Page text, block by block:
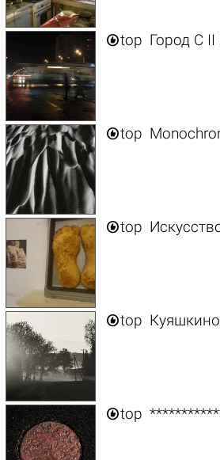
top Город C II
top
top
top Куяшкино
top